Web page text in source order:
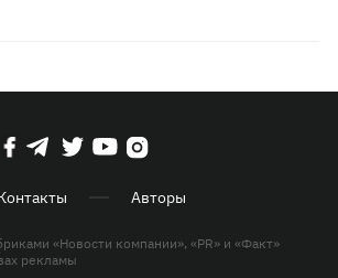
Авторы
«Новости компании», «PR» и «Факт»
рекламы